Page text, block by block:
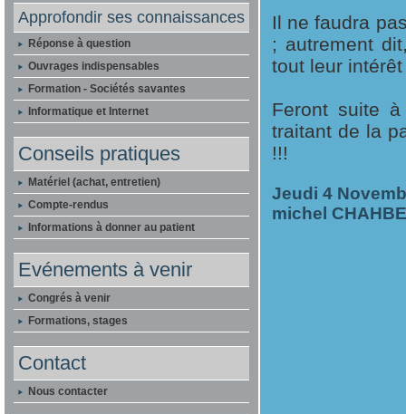
Approfondir ses connaissances
Réponse à question
Ouvrages indispensables
Formation - Sociétés savantes
Informatique et Internet
Conseils pratiques
Matériel (achat, entretien)
Compte-rendus
Informations à donner au patient
Evénements à venir
Congrés à venir
Formations, stages
Contact
Nous contacter
Il ne faudra
; autrement
tout leur
Feront suite
traitant de la
!!!
Jeudi 4
michel